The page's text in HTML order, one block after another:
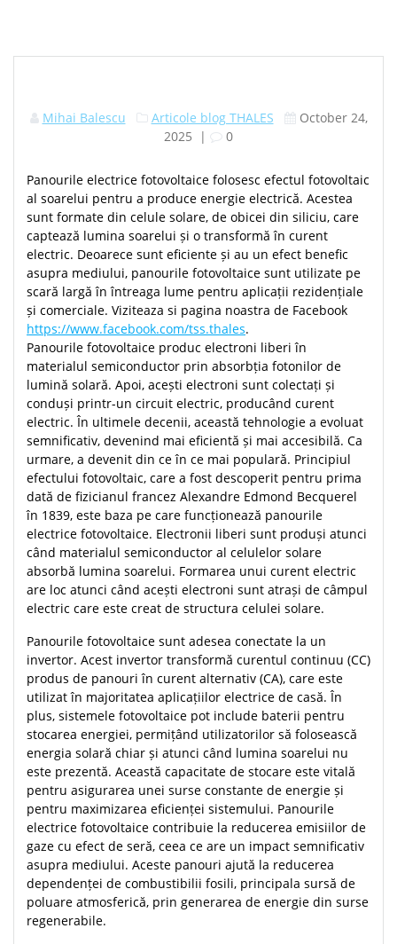
Mihai Balescu Articole blog THALES
October 24,
2025 | 0
Panourile electrice fotovoltaice folosesc efectul fotovoltaic
al soarelui pentru a produce energie electrică. Acestea
sunt formate din celule solare, de obicei din siliciu, care
captează lumina soarelui și o transformă în curent
electric. Deoarece sunt eficiente și au un efect benefic
asupra mediului, panourile fotovoltaice sunt utilizate pe
scară largă în întreaga lume pentru aplicații rezidențiale
și comerciale. Viziteaza si pagina noastra de Facebook
https://www.facebook.com/tss.thales.
Panourile fotovoltaice produc electroni liberi în
materialul semiconductor prin absorbția fotonilor de
lumină solară. Apoi, acești electroni sunt colectați și
conduși printr-un circuit electric, producând curent
electric. În ultimele decenii, această tehnologie a evoluat
semnificativ, devenind mai eficientă și mai accesibilă. Ca
urmare, a devenit din ce în ce mai populară. Principiul
efectului fotovoltaic, care a fost descoperit pentru prima
dată de fizicianul francez Alexandre Edmond Becquerel
în 1839, este baza pe care funcționează panourile
electrice fotovoltaice. Electronii liberi sunt produși atunci
când materialul semiconductor al celulelor solare
absorbă lumina soarelui. Formarea unui curent electric
are loc atunci când acești electroni sunt atrași de câmpul
electric care este creat de structura celulei solare.
Panourile fotovoltaice sunt adesea conectate la un
invertor. Acest invertor transformă curentul continuu (CC)
produs de panouri în curent alternativ (CA), care este
utilizat în majoritatea aplicațiilor electrice de casă. În
plus, sistemele fotovoltaice pot include baterii pentru
stocarea energiei, permițând utilizatorilor să folosească
energia solară chiar și atunci când lumina soarelui nu
este prezentă. Această capacitate de stocare este vitală
pentru asigurarea unei surse constante de energie și
pentru maximizarea eficienței sistemului. Panourile
electrice fotovoltaice contribuie la reducerea emisiilor de
gaze cu efect de seră, ceea ce are un impact semnificativ
asupra mediului. Aceste panouri ajută la reducerea
dependenței de combustibilii fosili, principala sursă de
poluare atmosferică, prin generarea de energie din surse
regenerabile.